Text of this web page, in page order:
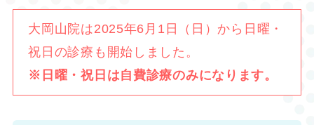
大岡山院は2025年6月1日（日）から日曜・
祝日の診療も開始しました。
※日曜・祝日は自費診療のみになります。